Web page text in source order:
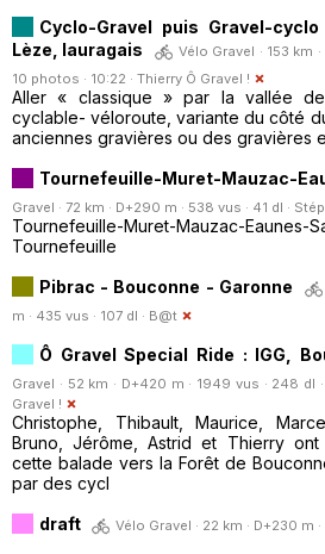
Cyclo-Gravel puis Gravel-
Lèze, lauragais
Vélo Gravel · 153 km
10 photos · 10:22 · Thierry Ô Gravel !
Aller « classique » par la vallée
cyclable- véloroute, variante du côté
anciennes gravières ou des gravières
Tournefeuille-Muret-Mauzac-
Gravel · 72 km · D+290 m · 538 vus · 41 dl ·
Tournefeuille-Muret-Mauzac-
Tournefeuille
Pibrac - Bouconne - Garonne
m · 435 vus · 107 dl · B@t
Ô Gravel Special Ride : IGG,
Gravel · 52 km · D+420 m · 1949 vus · 248 dl
Gravel !
Christophe, Thibault, Maurice,
Bruno, Jérôme, Astrid et Thierry
cette balade vers la Forêt de
par des cycl
draft
Vélo Gravel · 22 km · D+230 m